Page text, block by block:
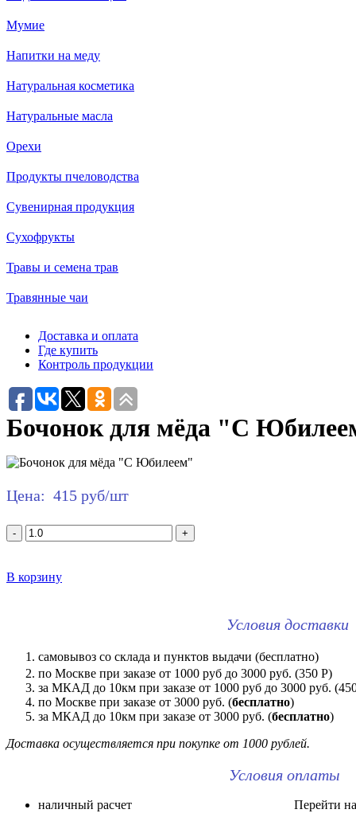
Мумие
Напитки на меду
Натуральная косметика
Натуральные масла
Орехи
Продукты пчеловодства
Сувенирная продукция
Сухофрукты
Травы и семена трав
Травянные чаи
Доставка и оплата
Где купить
Контроль продукции
Бочонок для мёда "С
Цена: 415 руб/шт
- +
В корзину
Условия доставки
самовывоз со склада и пунктов выдачи (бесплатно)
по Москве при заказе от 1000 руб до 3000 руб. (350 Р)
за МКАД до 10км при заказе от 1000 руб до 3000 руб.
по Москве при заказе от 3000 руб. (бесплатно)
за МКАД до 10км при заказе от 3000 руб. (бесплатно)
Доставка осуществляется при покупке от 1000 рублей.
Условия оплаты
наличный расчет Перейти на